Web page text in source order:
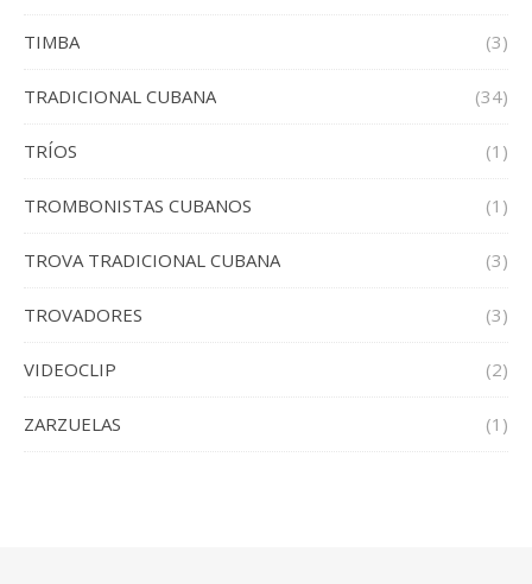
TIMBA (3)
TRADICIONAL CUBANA (34)
TRÍOS (1)
TROMBONISTAS CUBANOS (1)
TROVA TRADICIONAL CUBANA (3)
TROVADORES (3)
VIDEOCLIP (2)
ZARZUELAS (1)